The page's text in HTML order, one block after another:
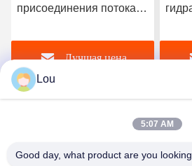
присоединения потока
взаимообменивают ISO
7241-1 серийЛучшая цена
Zhejiang Songqiao
Lou
5:07 AM
Good day, what product are you